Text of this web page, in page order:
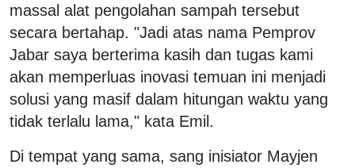
massal alat pengolahan sampah tersebut
secara bertahap. "Jadi atas nama Pemprov
Jabar saya berterima kasih dan tugas kami
akan memperluas inovasi temuan ini menjadi
solusi yang masif dalam hitungan waktu yang
tidak terlalu lama," kata Emil.
Di tempat yang sama, sang inisiator Mayjen